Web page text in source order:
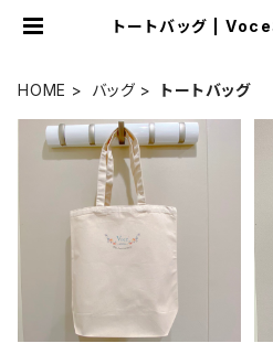
トートバッグ | Voce
HOME バッグ トートバッグ